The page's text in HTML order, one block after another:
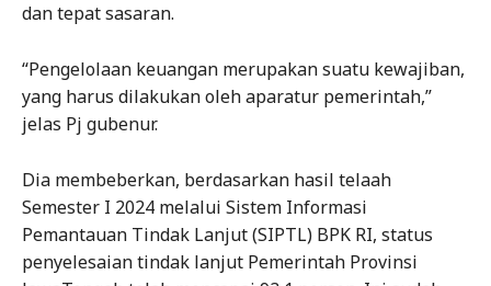
dan tepat sasaran.
“Pengelolaan keuangan merupakan suatu kewajiban,
yang harus dilakukan oleh aparatur pemerintah,”
jelas Pj gubenur.
Dia membeberkan, berdasarkan hasil telaah
Semester I 2024 melalui Sistem Informasi
Pemantauan Tindak Lanjut (SIPTL) BPK RI, status
penyelesaian tindak lanjut Pemerintah Provinsi